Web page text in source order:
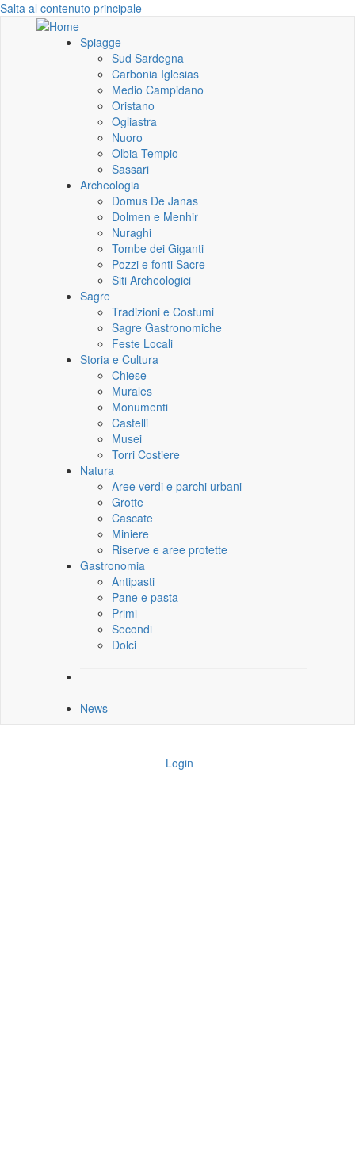
Salta al contenuto principale
Spiagge
Sud Sardegna
Carbonia Iglesias
Medio Campidano
Oristano
Ogliastra
Nuoro
Olbia Tempio
Sassari
Archeologia
Domus De Janas
Dolmen e Menhir
Nuraghi
Tombe dei Giganti
Pozzi e fonti Sacre
Siti Archeologici
Sagre
Tradizioni e Costumi
Sagre Gastronomiche
Feste Locali
Storia e Cultura
Chiese
Murales
Monumenti
Castelli
Musei
Torri Costiere
Natura
Aree verdi e parchi urbani
Grotte
Cascate
Miniere
Riserve e aree protette
Gastronomia
Antipasti
Pane e pasta
Primi
Secondi
Dolci
News
Login